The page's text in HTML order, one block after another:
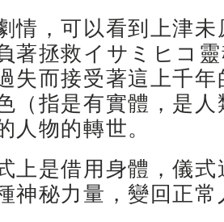
情，可以看到上津
著拯救イサミヒコ
失而接受著這上千
（指是有實體，是
人物的轉世。
上是借用身體，儀
神秘力量，變回正常